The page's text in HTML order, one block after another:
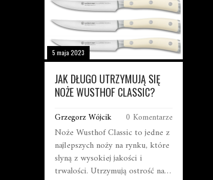
5 maja 2023
JAK DŁUGO UTRZYMUJĄ SIĘ
NOŻE WUSTHOF CLASSIC?
Grzegorz Wójcik 0 Komentarze
Noże Wusthof Classic to jedne z
najlepszych noży na rynku, które
słyną z wysokiej jakości i
trwałości. Utrzymują ostrość na